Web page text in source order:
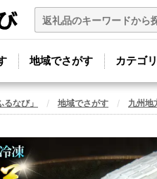
地域でさがす カテゴ
なび」 地域でさがす 九州地